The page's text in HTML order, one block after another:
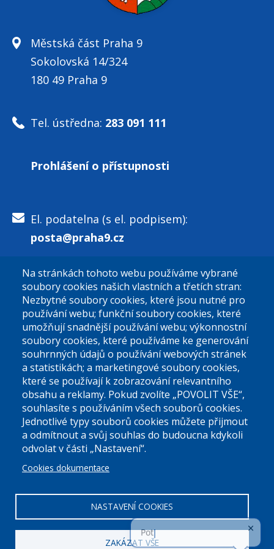
Městská část Praha 9
Sokolovská 14/324
180 49 Praha 9
Tel. ústředna: 283 091 111
Prohlášení o přístupnosti
El. podatelna (s el. podpisem):
posta@praha9.cz
El. podatelna (bez el. podpisu):
podatelna@praha9.cz
Úřední dny:
Po a St: 08.00-12.00; 13.00-18.00
Úřední hodiny
00063894DIČ:CZ00063894
Na stránkách tohoto webu používáme vybrané
soubory cookies našich vlastních a třetích stran:
Nezbytné soubory cookies, které jsou nutné pro
používání webu; funkční soubory cookies, které
umožňují snadnější používání webu; výkonnostní
soubory cookies, které používáme ke generování
souhrnných údajů o používání webových stránek
a statistikách; a marketingové soubory cookies,
které se používají k zobrazování relevantního
obsahu a reklamy. Pokud zvolíte „POVOLIT VŠE“,
souhlasíte s používáním všech souborů cookies.
Jednotlivé typy souborů cookies můžete přijmout
a odmítnout a svůj souhlas do budoucna kdykoli
odvolat v části „Nastavení“.
Cookies dokumentace
NASTAVENÍ COOKIES
ZAKÁZAT VŠE